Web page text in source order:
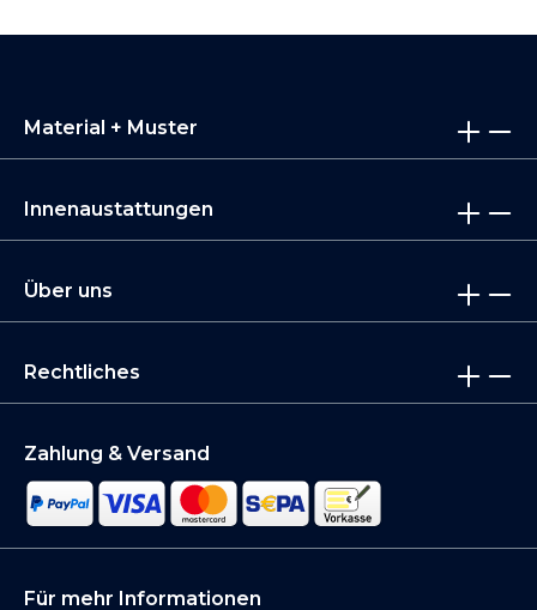
Material + Muster
Innenaustattungen
Über uns
Rechtliches
Zahlung & Versand
Für mehr Informationen